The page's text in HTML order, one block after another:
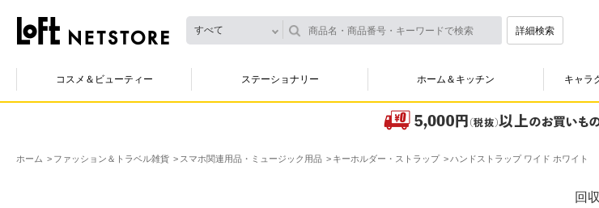
すべて 詳細検索
コスメ＆ビューティー ステーショナリー ホーム＆キッチン キャラ
ホーム ファッション＆トラベル雑貨 スマホ関連用品・ミュージック用品 キーホルダー・ストラップ ハンドストラップ ワイド ホワイト
回